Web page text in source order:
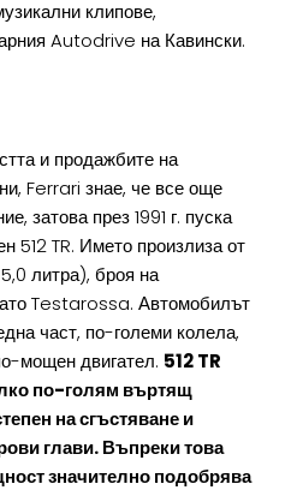
клипове,
Autodrive на Кавински.
и продажбите на
Ferrari знае, че все още
затова през 1991 г. пуска
512 TR. Името произлиза от
литра), броя на
Testarossa. Автомобилът
част, по-големи колела,
мощен двигател. 512 TR
по-голям въртящ
на сгъстяване и
глави. Въпреки това
значително подобрява